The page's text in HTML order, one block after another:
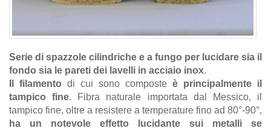
Serie di spazzole cilindriche e a fungo per lucidare sia il
fondo sia le pareti dei lavelli in acciaio inox.
Il filamento di cui sono composte è principalmente il
tampico fine. Fibra naturale importata dal Messico, il
tampico fine, oltre a resistere a temperature fino ad 80°-90°,
ha un notevole effetto lucidante sui metalli se